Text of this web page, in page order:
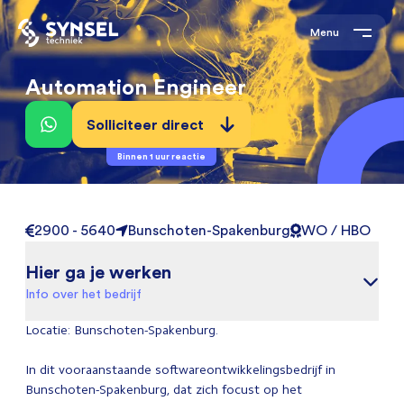
Menu
Automation Engineer
Solliciteer direct
Binnen 1 uur reactie
2900 - 5640 Bunschoten-Spakenburg WO / HBO
Hier ga je werken
Info over het bedrijf
Locatie: Bunschoten-Spakenburg.
In dit vooraanstaande softwareontwikkelingsbedrijf in
Bunschoten-Spakenburg, dat zich focust op het